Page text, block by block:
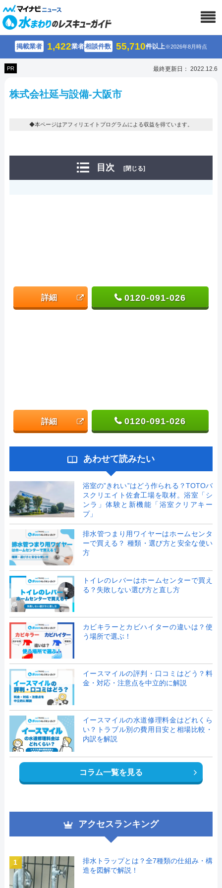
掲載業者 1,422業者相談件数 55,710件以上※2026年8月時点
PR 最終更新日： 2022.12.6
株式会社延与設備-大阪市
◆本ページはアフィリエイトプログラムによる収益を得ています。
目次 [閉じる]
詳細 0120-091-026
詳細 0120-091-026
あわせて読みたい
浴室の”きれい”はどう作られる？TOTOバ
スクリエイト佐倉工場を取材。浴室「シ
ンラ」体験と新機能「浴室クリアキー
プ」
排水管つまり用ワイヤーはホームセンタ
ーで買える？ 種類・選び方と安全な使い
方
トイレのレバーはホームセンターで買え
る？失敗しない選び方と直し方
カビキラーとカビハイターの違いは？使
う場所で選ぶ！
イースマイルの評判・口コミはどう？料
金・対応・注意点を中立的に解説
イースマイルの水道修理料金はどれくら
い？トラブル別の費用目安と相場比較・
内訳を解説
コラム一覧を見る
アクセスランキング
1
排水トラップとは？全7種類の仕組み・構
造を図解で解説！